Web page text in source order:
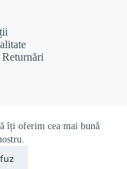
îți oferim cea mai bună
- Toate drepturile